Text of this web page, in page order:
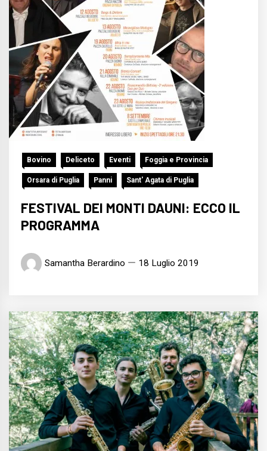
Bovino Deliceto Eventi Foggia e Provincia
Orsara di Puglia Panni Sant' Agata di Puglia
FESTIVAL DEI MONTI DAUNI: ECCO IL
PROGRAMMA
Samantha Berardino 18 Luglio 2019